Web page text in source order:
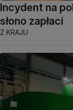
Incydent na
słono zapłaci
Z KRAJU